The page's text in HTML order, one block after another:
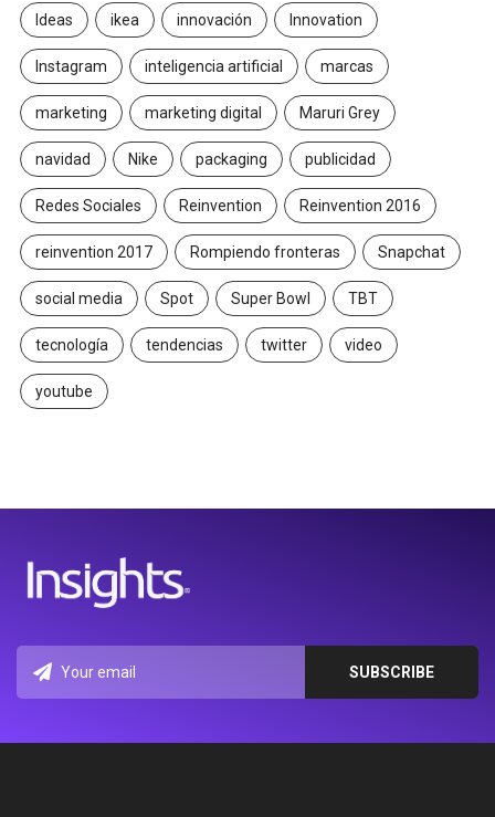
Ideas ikea innovación Innovation
Instagram inteligencia artificial marcas
marketing marketing digital Maruri Grey
navidad Nike packaging publicidad
Redes Sociales Reinvention Reinvention 2016
reinvention 2017 Rompiendo fronteras Snapchat
social media Spot Super Bowl TBT
tecnología tendencias twitter video
youtube